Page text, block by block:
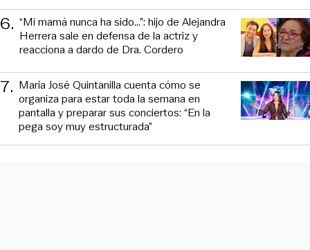
6. “Mi mamá nunca ha sido...”: hijo de Alejandra
Herrera sale en defensa de la actriz y
reacciona a dardo de Dra. Cordero
7. María José Quintanilla cuenta cómo se
organiza para estar toda la semana en
pantalla y preparar sus conciertos: “En la
pega soy muy estructurada”